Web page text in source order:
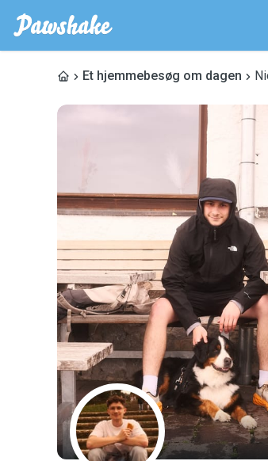
Et hjemmebesøg om dagen
N